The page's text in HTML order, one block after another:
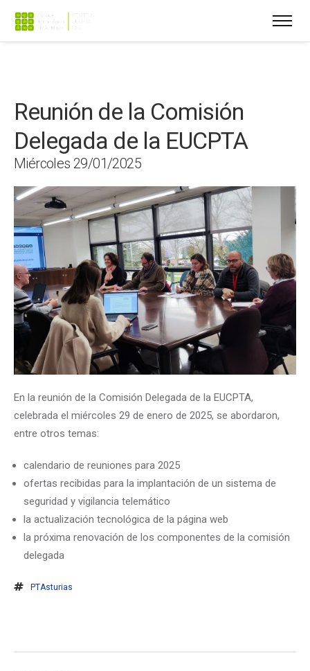
Reunión de la Comisión
Delegada de la EUCPTA
Miércoles 29/01/2025
En la reunión de la Comisión Delegada de la EUCPTA,
celebrada el miércoles 29 de enero de 2025, se abordaron,
entre otros temas:
calendario de reuniones para 2025
ofertas recibidas para la implantación de un sistema de
seguridad y vigilancia telemático
la actualización tecnológica de la página web
la próxima renovación de los componentes de la comisión
delegada
PTAsturias